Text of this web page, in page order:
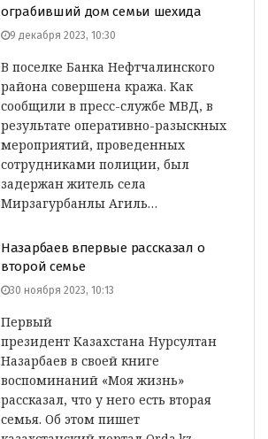
ограбивший дом семьи шехида
9 декабря 2023, 10:30
В поселке Банка Нефтчалинского
района совершена кража. Как
сообщили в пресс-службе МВД, в
результате оперативно-разыскных
мероприятий, проведенных
сотрудниками полиции, был
задержан житель села
Мирзагурбанлы Агиль…
Назарбаев впервые рассказал о
второй семье
30 ноября 2023, 10:13
Первый
президент Казахстана Нурсултан
Назарбаев в своей книге
воспоминаний «Моя жизнь»
рассказал, что у него есть вторая
семья. Об этом пишет